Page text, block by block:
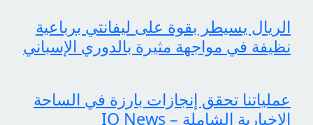
الريال يسيطر بقوة على ليفانتي برباعية
نظيفة في مواجهة مثيرة بالدوري الإسباني
عملياتنا تحقق إنجازات بارزة في الساحة
الإخبارية الشاملة – IQ News